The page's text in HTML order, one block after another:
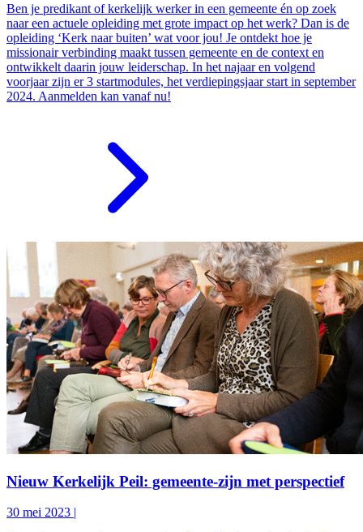
Ben je predikant of kerkelijk werker in een gemeente én op zoek
naar een actuele opleiding met grote impact op het werk? Dan is de
opleiding ‘Kerk naar buiten’ wat voor jou! Je ontdekt hoe je
missionair verbinding maakt tussen gemeente en de context en
ontwikkelt daarin jouw leiderschap. In het najaar en volgend
voorjaar zijn er 3 startmodules, het verdiepingsjaar start in september
2024. Aanmelden kan vanaf nu!
Nieuw Kerkelijk Peil: gemeente-zijn met perspectief
30 mei 2023 |